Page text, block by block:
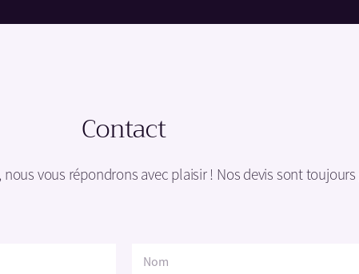
Contact
vous répondrons avec plaisir ! Nos devis sont toujours